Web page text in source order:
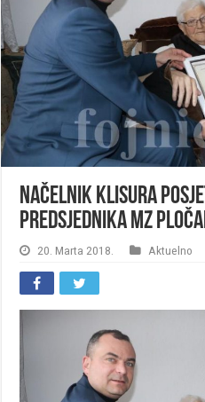
Načelnik Klisura
predsjednika MZ
20. Marta 2018. Aktuelno